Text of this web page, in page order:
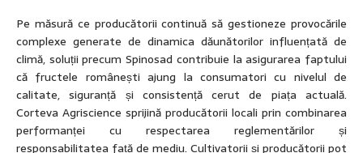
Pe măsură ce producătorii continuă să gestioneze provocările
complexe generate de dinamica dăunătorilor influențată de
climă, soluții precum Spinosad contribuie la asigurarea faptului
că fructele românești ajung la consumatori cu nivelul de
calitate, siguranță și consistență cerut de piața actuală.
Corteva Agriscience sprijină producătorii locali prin combinarea
performanței cu respectarea reglementărilor și
responsabilitatea față de mediu. Cultivatorii și producătorii pot